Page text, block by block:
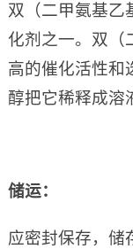
双（二甲氨基乙
化剂之一。双（
高的催化活性和
醇把它稀释成溶
储运：
应密封保存，储